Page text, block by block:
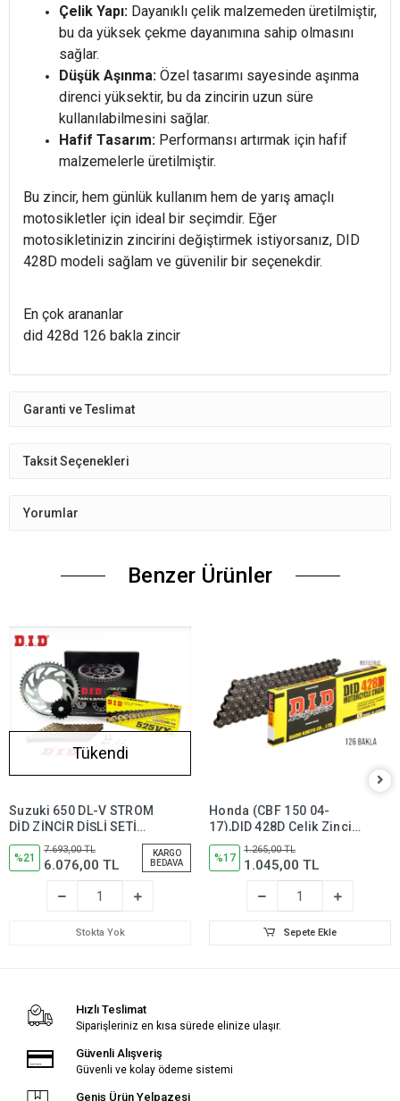
Çelik Yapı: Dayanıklı çelik malzemeden üretilmiştir,
bu da yüksek çekme dayanımına sahip olmasını
sağlar.
Düşük Aşınma: Özel tasarımı sayesinde aşınma
direnci yüksektir, bu da zincirin uzun süre
kullanılabilmesini sağlar.
Hafif Tasarım: Performansı artırmak için hafif
malzemelerle üretilmiştir.
Bu zincir, hem günlük kullanım hem de yarış amaçlı
motosikletler için ideal bir seçimdir. Eğer
motosikletinizin zincirini değiştirmek istiyorsanız, DID
428D modeli sağlam ve güvenilir bir seçenekdir.
En çok arananlar
did 428d 126 bakla zincir
Garanti ve Teslimat
Taksit Seçenekleri
Yorumlar
Benzer Ürünler
Tükendi
Suzuki 650 DL-V STROM
DİD ZİNCİR DİŞLİ SETİ
GOLD (2007-2022)
%21
7.693,00 TL
6.076,00 TL
KARGO
BEDAVA
Stokta Yok
Honda (CBF 150 04-
17),DID 428D Çelik Zincir-
126 Bakla
%17
1.265,00 TL
1.045,00 TL
Sepete Ekle
Hızlı Teslimat
Siparişleriniz en kısa sürede elinize ulaşır.
Güvenli Alışveriş
Güvenli ve kolay ödeme sistemi
Geniş Ürün Yelpazesi